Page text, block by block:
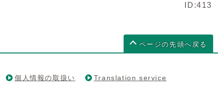
ID:413
ページの先頭へ戻る
個人情報の取扱い Translation service